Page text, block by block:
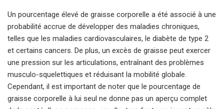
Un pourcentage élevé de graisse corporelle a été associé à une
probabilité accrue de développer des maladies chroniques,
telles que les maladies cardiovasculaires, le diabète de type 2
et certains cancers. De plus, un excès de graisse peut exercer
une pression sur les articulations, entraînant des problèmes
musculo-squelettiques et réduisant la mobilité globale.
Cependant, il est important de noter que le pourcentage de
graisse corporelle à lui seul ne donne pas un aperçu complet